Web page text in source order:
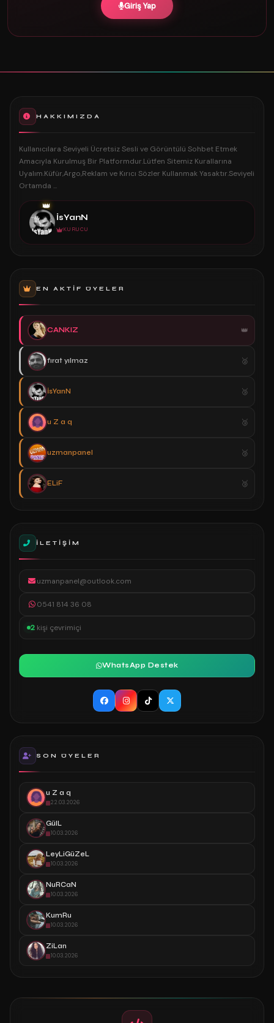
Giriş Yap
HAKKIMIZDA
Kullanıcılara Seviyeli Ücretsiz Sesli ve Görüntülü Sohbet Etmek
Amacıyla Kurulmuş Bir Platformdur.Lütfen Sitemiz Kurallarına
Uyalım.Küfür,Argo,Reklam ve Kırıcı Sözler Kullanmak Yasaktır.Seviyeli
Ortamda ...
👑
İsYanN
KURUCU
EN AKTIF ÜYELER
CANKIZ
fırat yılmaz
İsYanN
u Z a q
uzmanpanel
ELiF
İLETIŞIM
uzmanpanel@outlook.com
0541 814 36 08
2 kişi çevrimiçi
WhatsApp Destek
SON ÜYELER
u Z a q
22.03.2026
GülL
10.03.2026
LeyLiGüZeL
10.03.2026
NuRCaN
10.03.2026
KumRu
10.03.2026
ZiLan
10.03.2026